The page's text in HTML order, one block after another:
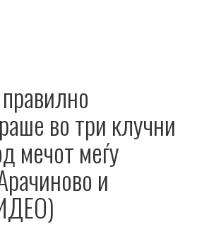
во три клучни
мечот меѓу
и